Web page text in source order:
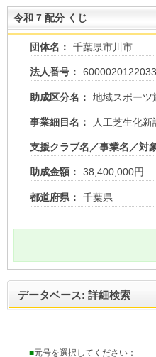
令和 7 配分 くじ
団体名： 千葉県市川市
法人番号： 6000020122033
助成区分名： 地域スポーツ
事業細目名： 人工芝生化新
支援クラブ名／事業名／対
助成金額： 38,400,000円
都道府県： 千葉県
データベース: 詳細検索
■元号を選択してください：